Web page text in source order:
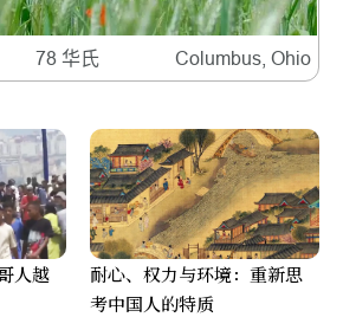
78 华氏 Columbus, Ohio
人越
耐心、权力与环境：重新思
考中国人的特质